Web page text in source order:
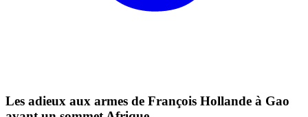
Les adieux aux armes de François Hollande à Gao